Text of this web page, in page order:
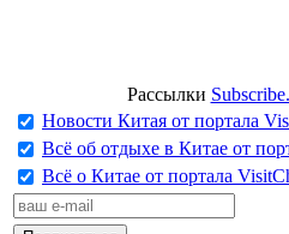
Рассылки
Новости Китая от портала
Всё об отдыхе в Китае от
Всё о Китае от портала